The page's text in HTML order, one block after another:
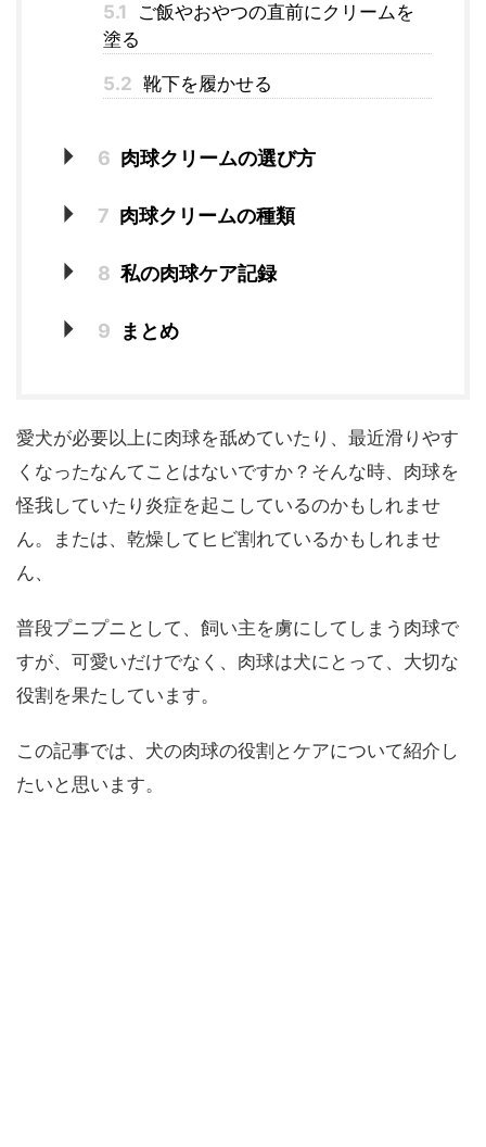
5.1
ご飯やおやつの直前にクリームを
塗る
5.2 靴下を履かせる
6 肉球クリームの選び方
7 肉球クリームの種類
8 私の肉球ケア記録
9 まとめ
愛犬が必要以上に肉球を舐めていたり、最近滑りやす
くなったなんてことはないですか？そんな時、肉球を
怪我していたり炎症を起こしているのかもしれませ
ん。または、乾燥してヒビ割れているかもしれませ
ん、
普段プニプニとして、飼い主を虜にしてしまう肉球で
すが、可愛いだけでなく、肉球は犬にとって、大切な
役割を果たしています。
この記事では、犬の肉球の役割とケアについて紹介し
たいと思います。